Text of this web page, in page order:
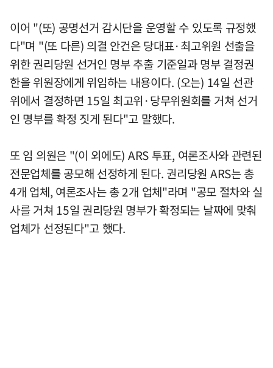
이어 "(또) 공명선거 감시단을 운영할 수 있도록 규정했
다"며 "(또 다른) 의결 안건은 당대표·최고위원 선출을
위한 권리당원 선거인 명부 추출 기준일과 명부 결정권
한을 위원장에게 위임하는 내용이다. (오는) 14일 선관
위에서 결정하면 15일 최고위·당무위원회를 거쳐 선거
인 명부를 확정 짓게 된다"고 말했다.
또 임 의원은 "(이 외에도) ARS 투표, 여론조사와 관련된
전문업체를 공모해 선정하게 된다. 권리당원 ARS는 총
4개 업체, 여론조사는 총 2개 업체"라며 "공모 절차와 실
사를 거쳐 15일 권리당원 명부가 확정되는 날짜에 맞춰
업체가 선정된다"고 했다.